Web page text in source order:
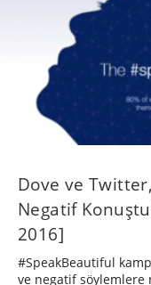
Dove ve
Negatif
2016]
#SpeakBeautiful
ve negatif söylemlere